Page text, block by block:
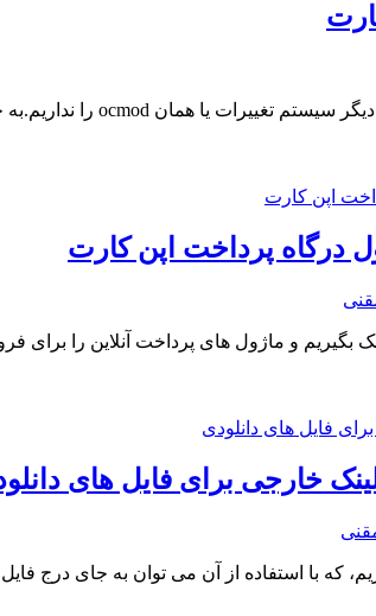
درگاه پرداخت اپن کارت
و ماژول های پرداخت آنلاین را برای
خارجی برای فایل های
که با استفاده از آن می توان به جای درج